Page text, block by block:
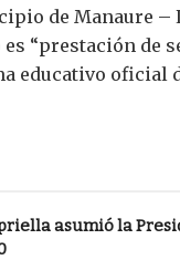
de Manaure –
“prestación de
educativo oficial
asumió la